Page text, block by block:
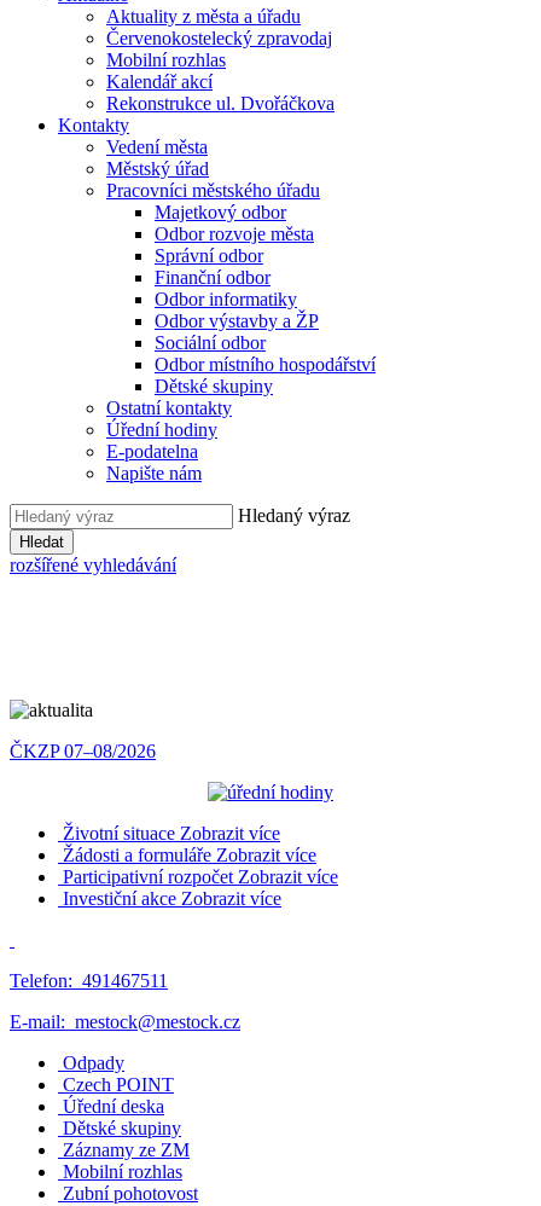
Aktuality z města a úřadu
Červenokostelecký zpravodaj
Mobilní rozhlas
Kalendář akcí
Rekonstrukce ul. Dvořáčkova
Kontakty
Vedení města
Městský úřad
Pracovníci městského úřadu
Majetkový odbor
Odbor rozvoje města
Správní odbor
Finanční odbor
Odbor informatiky
Odbor výstavby a ŽP
Sociální odbor
Odbor místního hospodářství
Dětské skupiny
Ostatní kontakty
Úřední hodiny
E-podatelna
Napište nám
Hledaný výraz
Hledat
rozšířené vyhledávání
ČKZP 07–08/2026
Životní situace Zobrazit více
Žádosti a formuláře Zobrazit více
Participativní rozpočet Zobrazit více
Investiční akce Zobrazit více
Telefon: 491467511
E-mail: mestock@mestock.cz
Odpady
Czech POINT
Úřední deska
Dětské skupiny
Záznamy ze ZM
Mobilní rozhlas
Zubní pohotovost